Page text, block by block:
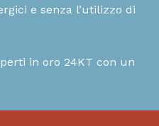
e senza l’utilizzo di
in oro 24KT con un